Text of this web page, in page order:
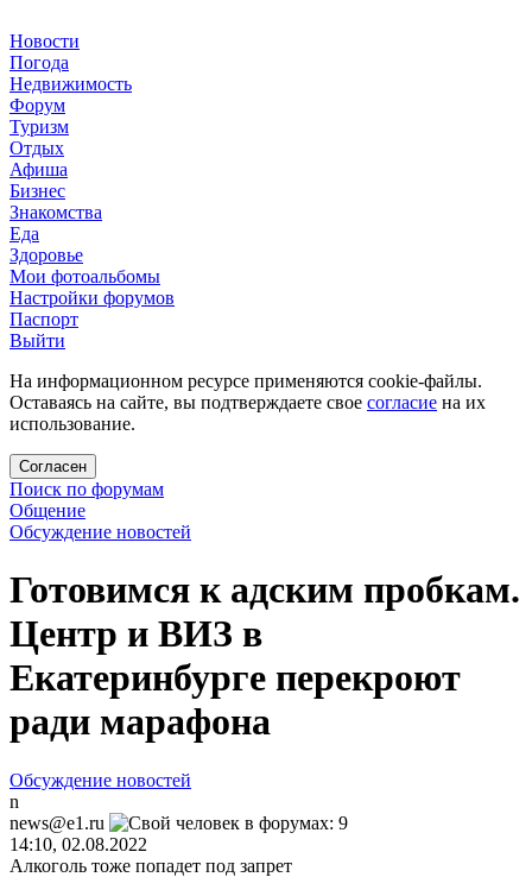
Новости
Погода
Недвижимость
Форум
Туризм
Отдых
Афиша
Бизнес
Знакомства
Еда
Здоровье
Мои фотоальбомы
Настройки форумов
Паспорт
Выйти
На информационном ресурсе применяются cookie-файлы.
Оставаясь на сайте, вы подтверждаете свое согласие на их
использование.
Согласен
Поиск по форумам
Общение
Обсуждение новостей
Готовимся к адским пробкам.
Центр и ВИЗ в
Екатеринбурге перекроют
ради марафона
Обсуждение новостей
n
news@e1.ru
14:10, 02.08.2022
Алкоголь тоже попадет под запрет